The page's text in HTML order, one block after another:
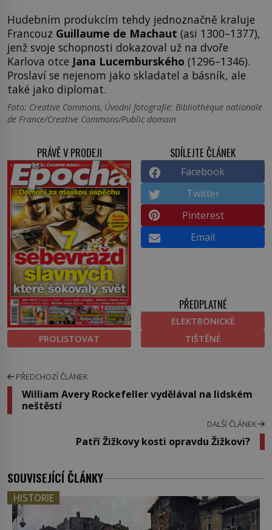
Hudebním produkcím tehdy jednoznačně kraluje
Francouz Guillaume de Machaut (asi 1300–1377),
jenž svoje schopnosti dokazoval už na dvoře
Karlova otce Jana Lucemburského (1296–1346).
Proslaví se nejenom jako skladatel a básník, ale
také jako diplomat.
Foto: Creative Commons, Úvodní fotografie: Bibliothèque nationale
de France/Creative Commons/Public domain
PRÁVĚ V PRODEJI
PROLISTOVAT
SDÍLEJTE ČLÁNEK
Facebook
Twitter
Pinterest
Email
PŘEDPLATNÉ
ELEKTRONICKÉ
TIŠTĚNÉ
PŘEDCHOZÍ ČLÁNEK
William Avery Rockefeller vydělával na lidském
neštěstí
DALŠÍ ČLÁNEK
Patří Žižkovy kosti opravdu Žižkovi?
SOUVISEJÍCÍ ČLÁNKY
HISTORIE